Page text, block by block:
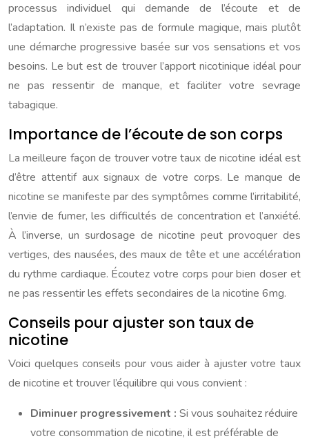
processus individuel qui demande de l’écoute et de
l’adaptation. Il n’existe pas de formule magique, mais plutôt
une démarche progressive basée sur vos sensations et vos
besoins. Le but est de trouver l’apport nicotinique idéal pour
ne pas ressentir de manque, et faciliter votre sevrage
tabagique.
Importance de l’écoute de son corps
La meilleure façon de trouver votre taux de nicotine idéal est
d’être attentif aux signaux de votre corps. Le manque de
nicotine se manifeste par des symptômes comme l’irritabilité,
l’envie de fumer, les difficultés de concentration et l’anxiété.
À l’inverse, un surdosage de nicotine peut provoquer des
vertiges, des nausées, des maux de tête et une accélération
du rythme cardiaque. Écoutez votre corps pour bien doser et
ne pas ressentir les effets secondaires de la nicotine 6mg.
Conseils pour ajuster son taux de
nicotine
Voici quelques conseils pour vous aider à ajuster votre taux
de nicotine et trouver l’équilibre qui vous convient :
Diminuer progressivement : Si vous souhaitez réduire
votre consommation de nicotine, il est préférable de